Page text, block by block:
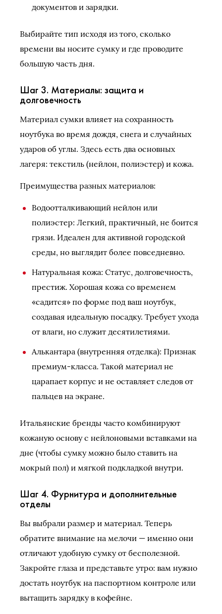
документов и зарядки.
Выбирайте тип исходя из того, сколько
времени вы носите сумку и где проводите
большую часть дня.
Шаг 3. Материалы: защита и
долговечность
Материал сумки влияет на сохранность
ноутбука во время дождя, снега и случайных
ударов об углы. Здесь есть два основных
лагеря: текстиль (нейлон, полиэстер) и кожа.
Преимущества разных материалов:
Водоотталкивающий нейлон или
полиэстер: Легкий, практичный, не боится
грязи. Идеален для активной городской
среды, но выглядит более повседневно.
Натуральная кожа: Статус, долговечность,
престиж. Хорошая кожа со временем
«садится» по форме под ваш ноутбук,
создавая идеальную посадку. Требует ухода
от влаги, но служит десятилетиями.
Алькантара (внутренняя отделка): Признак
премиум-класса. Такой материал не
царапает корпус и не оставляет следов от
пальцев на экране.
Итальянские бренды часто комбинируют
кожаную основу с нейлоновыми вставками на
дне (чтобы сумку можно было ставить на
мокрый пол) и мягкой подкладкой внутри.
Шаг 4. Фурнитура и дополнительные
отделы
Вы выбрали размер и материал. Теперь
обратите внимание на мелочи — именно они
отличают удобную сумку от бесполезной.
Закройте глаза и представьте утро: вам нужно
достать ноутбук на паспортном контроле или
вытащить зарядку в кофейне.